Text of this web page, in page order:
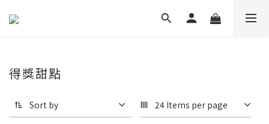
得獎甜點
Sort by 24 Items per page